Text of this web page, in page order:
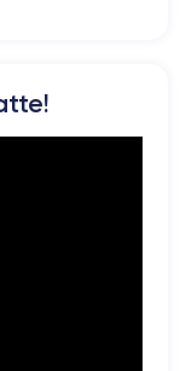
de ce
XS.